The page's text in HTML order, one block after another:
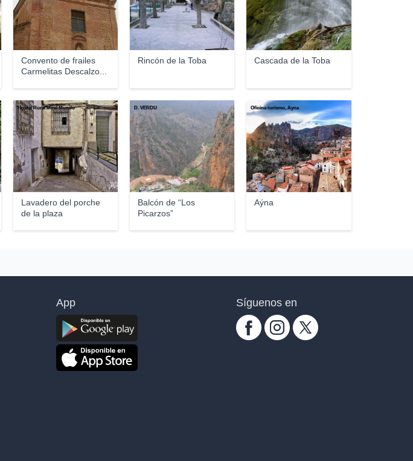
Convento de frailes
Carmelitas Descalzo...
Rincón de la Toba Cascada de la Toba
Lavadero del porche
de la plaza
Hostal Rural Miral Mundo
Balcón de “Los
Picarzos”
D. VERDU
Aýna
Oficina turismo, Ayna
App Síguenos en